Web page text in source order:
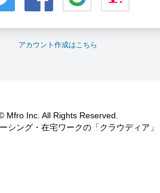
アカウント作成はこちら
Mfro Inc. All Rights Reserved.
シング・在宅ワークの「クラウディア」